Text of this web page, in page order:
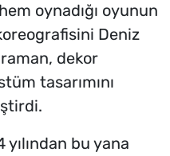
oynadığı oyunun
Deniz
dekor
tasarımını
bu yana